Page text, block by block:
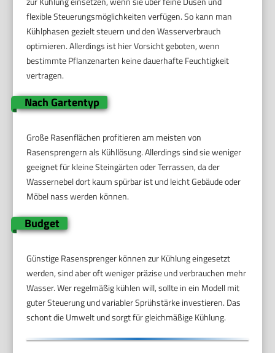
flexible Steuerungsmöglichkeiten verfügen. So kann man
Kühlphasen gezielt steuern und den Wasserverbrauch
optimieren. Allerdings ist hier Vorsicht geboten, wenn
bestimmte Pflanzenarten keine dauerhafte Feuchtigkeit
vertragen.
Nach Gartentyp
Große Rasenflächen profitieren am meisten von
Rasensprengern als Kühllösung. Allerdings sind sie weniger
geeignet für kleine Steingärten oder Terrassen, da der
Wassernebel dort kaum spürbar ist und leicht Gebäude oder
Möbel nass werden können.
Budget
Günstige Rasensprenger können zur Kühlung eingesetzt
werden, sind aber oft weniger präzise und verbrauchen mehr
Wasser. Wer regelmäßig kühlen will, sollte in ein Modell mit
guter Steuerung und variabler Sprühstärke investieren. Das
schont die Umwelt und sorgt für gleichmäßige Kühlung.